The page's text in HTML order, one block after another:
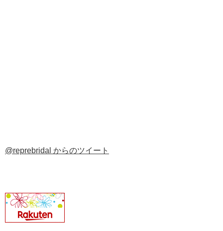
@reprebridal からのツイート